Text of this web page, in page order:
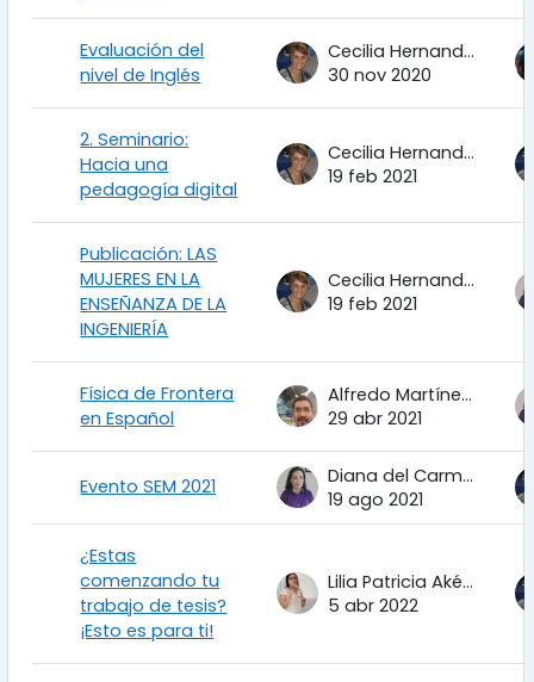
Evaluación del
nivel de Inglés
Cecilia Hernandez Garciadiego
30 nov 2020
2. Seminario:
Hacia una
pedagogía digital
Cecilia Hernandez Garciadiego
19 feb 2021
Publicación: LAS
MUJERES EN LA
ENSEÑANZA DE LA
INGENIERÍA
Cecilia Hernandez Garciadiego
19 feb 2021
Física de Frontera
en Español
Alfredo Martínez Uribe
29 abr 2021
Evento SEM 2021
Diana del Carmen Torres Corrales
19 ago 2021
¿Estas
comenzando tu
trabajo de tesis?
¡Esto es para ti!
Lilia Patricia Aké Tec
5 abr 2022